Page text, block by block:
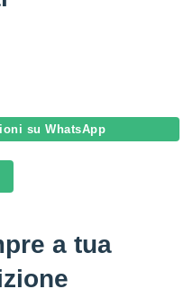
su WhatsApp
a tua